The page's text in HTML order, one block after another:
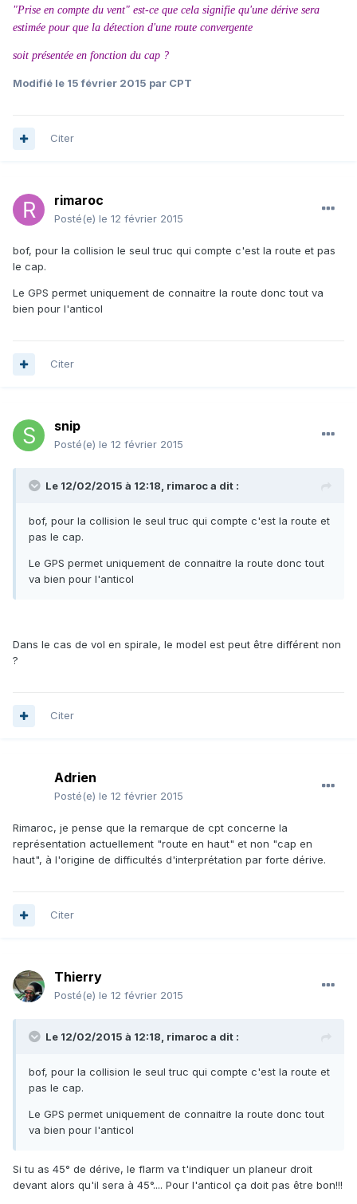
"Prise en compte du vent" est-ce que cela signifie qu'une dérive sera
estimée pour que la détection d'une route convergente
soit présentée en fonction du cap ?
Modifié le 15 février 2015 par CPT
Citer
rimaroc
Posté(e) le 12 février 2015
bof, pour la collision le seul truc qui compte c'est la route et pas
le cap.
Le GPS permet uniquement de connaitre la route donc tout va
bien pour l'anticol
Citer
snip
Posté(e) le 12 février 2015
Le 12/02/2015 à 12:18, rimaroc a dit :
bof, pour la collision le seul truc qui compte c'est la route et
pas le cap.
Le GPS permet uniquement de connaitre la route donc tout
va bien pour l'anticol
Dans le cas de vol en spirale, le model est peut être différent non
?
Citer
Adrien
Posté(e) le 12 février 2015
Rimaroc, je pense que la remarque de cpt concerne la
représentation actuellement "route en haut" et non "cap en
haut", à l'origine de difficultés d'interprétation par forte dérive.
Citer
Thierry
Posté(e) le 12 février 2015
Le 12/02/2015 à 12:18, rimaroc a dit :
bof, pour la collision le seul truc qui compte c'est la route et
pas le cap.
Le GPS permet uniquement de connaitre la route donc tout
va bien pour l'anticol
Si tu as 45° de dérive, le flarm va t'indiquer un planeur droit
devant alors qu'il sera à 45°.... Pour l'anticol ça doit pas être bon!!!